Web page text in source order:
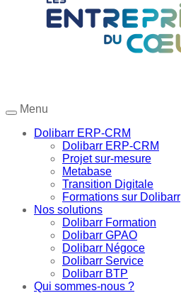
Menu
Dolibarr ERP-CRM
Dolibarr ERP-CRM
Projet sur-mesure
Metabase
Transition Digitale
Formations sur Dolibarr
Nos solutions
Dolibarr Formation
Dolibarr GPAO
Dolibarr Négoce
Dolibarr Service
Dolibarr BTP
Qui sommes-nous ?